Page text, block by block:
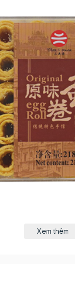
Xem thêm